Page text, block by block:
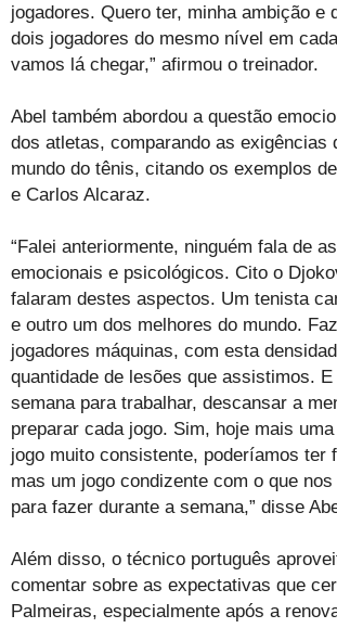
jogadores. Quero ter, minha ambição e
dois jogadores do mesmo nível em
vamos lá chegar,” afirmou o treinador.
Abel também abordou a questão
dos atletas, comparando as exigências
mundo do tênis, citando os exemplos
e Carlos Alcaraz.
“Falei anteriormente, ninguém fala de
emocionais e psicológicos. Cito o
falaram destes aspectos. Um tenista
e outro um dos melhores do mundo.
jogadores máquinas, com esta
quantidade de lesões que assistimos.
semana para trabalhar, descansar a
preparar cada jogo. Sim, hoje mais
jogo muito consistente, poderíamos ter
mas um jogo condizente com o que
para fazer durante a semana,” disse
Além disso, o técnico português
comentar sobre as expectativas que
Palmeiras, especialmente após a